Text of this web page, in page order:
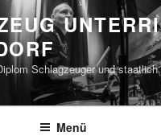
Schlagzeuger und
Menü